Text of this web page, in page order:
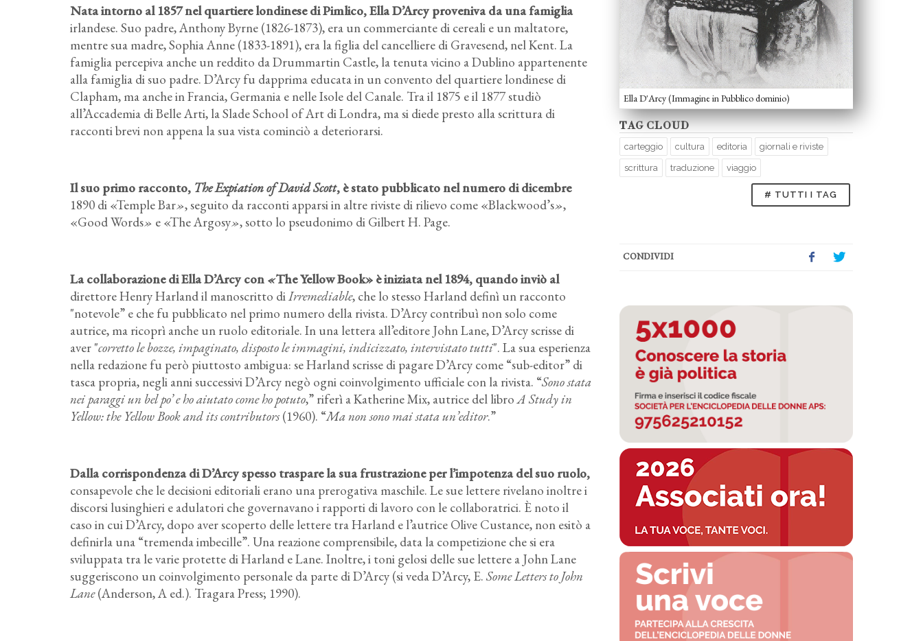
Ella D'Arcy (Immagine in Pubblico dominio)
TAG CLOUD
carteggio cultura editoria giornali e riviste
scrittura traduzione viaggio
# TUTTI I TAG
CONDIVIDI
Nata intorno al 1857 nel quartiere londinese di Pimlico, Ella D’Arcy proveniva da una famiglia
irlandese. Suo padre, Anthony Byrne (1826-1873), era un commerciante di cereali e un maltatore,
mentre sua madre, Sophia Anne (1833-1891), era la figlia del cancelliere di Gravesend, nel Kent. La
famiglia percepiva anche un reddito da Drummartin Castle, la tenuta vicino a Dublino appartenente
alla famiglia di suo padre. D’Arcy fu dapprima educata in un convento del quartiere londinese di
Clapham, ma anche in Francia, Germania e nelle Isole del Canale. Tra il 1875 e il 1877 studiò
all’Accademia di Belle Arti, la Slade School of Art di Londra, ma si diede presto alla scrittura di
racconti brevi non appena la sua vista cominciò a deteriorarsi.
Il suo primo racconto, The Expiation of David Scott, è stato pubblicato nel numero di dicembre
1890 di «Temple Bar», seguito da racconti apparsi in altre riviste di rilievo come «Blackwood’s»,
«Good Words» e «The Argosy», sotto lo pseudonimo di Gilbert H. Page.
La collaborazione di Ella D’Arcy con «The Yellow Book» è iniziata nel 1894, quando inviò al
direttore Henry Harland il manoscritto diIrremediable, che lo stesso Harland definì un racconto
"notevole” e che fu pubblicato nel primo numero della rivista. D’Arcy contribuì non solo come
autrice, ma ricoprì anche un ruolo editoriale. In una lettera all’editore John Lane, D’Arcy scrisse di
aver "corretto le bozze, impaginato, disposto le immagini, indicizzato, intervistato tutti". La sua esperienza
nella redazione fu però piuttosto ambigua: se Harland scrisse di pagare D’Arcy come “sub-editor” di
tasca propria, negli anni successivi D’Arcy negò ogni coinvolgimento ufficiale con la rivista. “Sono stata
nei paraggi un bel po’ e ho aiutato come ho potuto,” riferì a Katherine Mix, autrice del libroA Study in
Yellow: the Yellow Book and its contributors(1960). “Ma non sono mai stata un’editor.”
Dalla corrispondenza di D’Arcy spesso traspare la sua frustrazione per l’impotenza del suo ruolo,
consapevole che le decisioni editoriali erano una prerogativa maschile. Le sue lettere rivelano inoltre i
discorsi lusinghieri e adulatori che governavano i rapporti di lavoro con le collaboratrici. È noto il
caso in cui D’Arcy, dopo aver scoperto delle lettere tra Harland e l’autrice Olive Custance, non esitò a
definirla una “tremenda imbecille”. Una reazione comprensibile, data la competizione che si era
sviluppata tra le varie protette di Harland e Lane. Inoltre, i toni gelosi delle sue lettere a John Lane
suggeriscono un coinvolgimento personale da parte di D’Arcy (si veda D’Arcy, E. Some Letters to John
Lane(Anderson, A ed.). Tragara Press; 1990).